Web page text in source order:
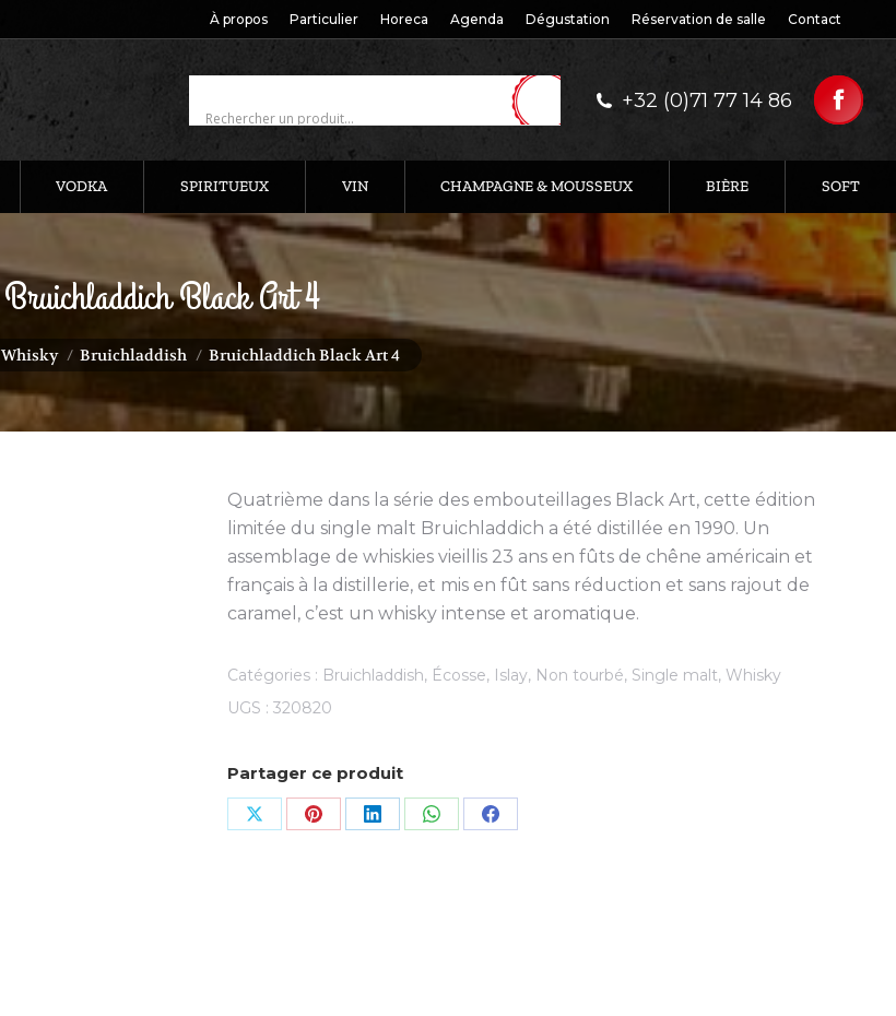
À propos Particulier Horeca Agenda Dégustation Réservation de salle Contact
+32 (0)71 77 14 86
VODKA SPIRITUEUX VIN CHAMPAGNE & MOUSSEUX BIÈRE SOFT
Bruichladdich Black Art 4
Whisky Bruichladdish Bruichladdich Black Art 4
Quatrième dans la série des embouteillages Black Art, cette édition
limitée du single malt Bruichladdich a été distillée en 1990. Un
assemblage de whiskies vieillis 23 ans en fûts de chêne américain et
français à la distillerie, et mis en fût sans réduction et sans rajout de
caramel, c’est un whisky intense et aromatique.
Catégories : Bruichladdish, Écosse, Islay, Non tourbé, Single malt, Whisky
UGS : 320820
Partager ce produit
Share Share Share Share Share